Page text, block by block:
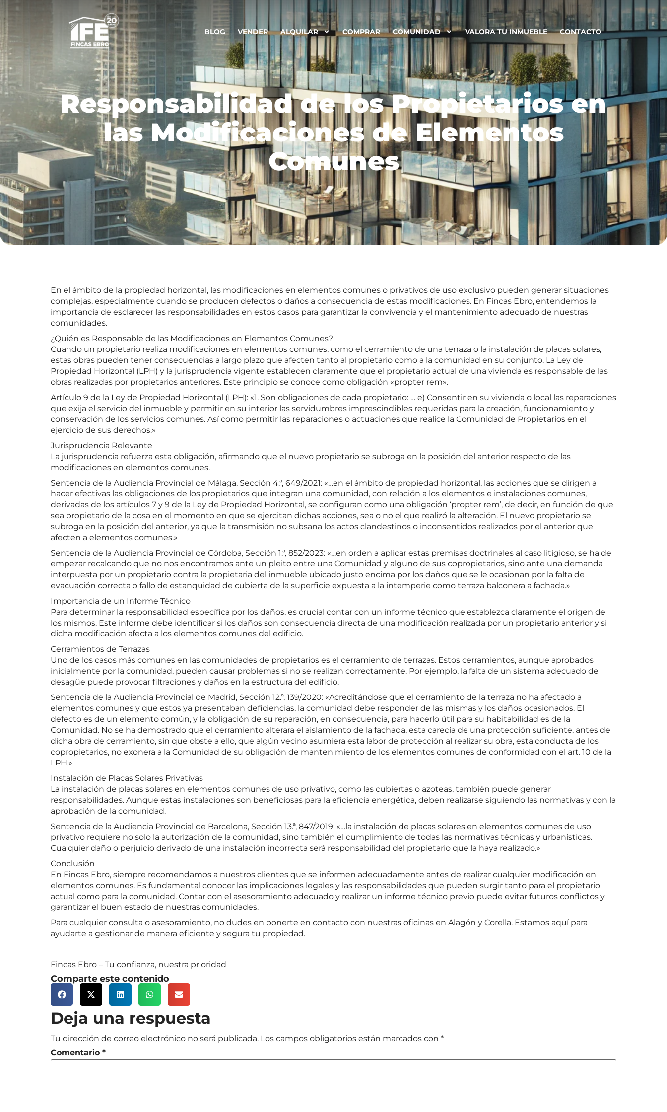
BLOG VENDER ALQUILAR COMPRAR COMUNIDAD VALORA TU INMUEBLE CONTACTO
Responsabilidad de los Propietarios en
las Modificaciones de Elementos
Comunes
En el ámbito de la propiedad horizontal, las modificaciones en elementos comunes o privativos de uso exclusivo pueden generar situaciones
complejas, especialmente cuando se producen defectos o daños a consecuencia de estas modificaciones. En Fincas Ebro, entendemos la
importancia de esclarecer las responsabilidades en estos casos para garantizar la convivencia y el mantenimiento adecuado de nuestras
comunidades.
¿Quién es Responsable de las Modificaciones en Elementos Comunes?
Cuando un propietario realiza modificaciones en elementos comunes, como el cerramiento de una terraza o la instalación de placas solares,
estas obras pueden tener consecuencias a largo plazo que afecten tanto al propietario como a la comunidad en su conjunto. La Ley de
Propiedad Horizontal (LPH) y la jurisprudencia vigente establecen claramente que el propietario actual de una vivienda es responsable de las
obras realizadas por propietarios anteriores. Este principio se conoce como obligación «propter rem».
Artículo 9 de la Ley de Propiedad Horizontal (LPH): «1. Son obligaciones de cada propietario: … e) Consentir en su vivienda o local las reparaciones
que exija el servicio del inmueble y permitir en su interior las servidumbres imprescindibles requeridas para la creación, funcionamiento y
conservación de los servicios comunes. Así como permitir las reparaciones o actuaciones que realice la Comunidad de Propietarios en el
ejercicio de sus derechos.»
Jurisprudencia Relevante
La jurisprudencia refuerza esta obligación, afirmando que el nuevo propietario se subroga en la posición del anterior respecto de las
modificaciones en elementos comunes.
Sentencia de la Audiencia Provincial de Málaga, Sección 4.ª, 649/2021: «…en el ámbito de propiedad horizontal, las acciones que se dirigen a
hacer efectivas las obligaciones de los propietarios que integran una comunidad, con relación a los elementos e instalaciones comunes,
derivadas de los artículos 7 y 9 de la Ley de Propiedad Horizontal, se configuran como una obligación ‘propter rem’, de decir, en función de que
sea propietario de la cosa en el momento en que se ejercitan dichas acciones, sea o no el que realizó la alteración. El nuevo propietario se
subroga en la posición del anterior, ya que la transmisión no subsana los actos clandestinos o inconsentidos realizados por el anterior que
afecten a elementos comunes.»
Sentencia de la Audiencia Provincial de Córdoba, Sección 1.ª, 852/2023: «…en orden a aplicar estas premisas doctrinales al caso litigioso, se ha de
empezar recalcando que no nos encontramos ante un pleito entre una Comunidad y alguno de sus copropietarios, sino ante una demanda
interpuesta por un propietario contra la propietaria del inmueble ubicado justo encima por los daños que se le ocasionan por la falta de
evacuación correcta o fallo de estanquidad de cubierta de la superficie expuesta a la intemperie como terraza balconera a fachada.»
Importancia de un Informe Técnico
Para determinar la responsabilidad específica por los daños, es crucial contar con un informe técnico que establezca claramente el origen de
los mismos. Este informe debe identificar si los daños son consecuencia directa de una modificación realizada por un propietario anterior y si
dicha modificación afecta a los elementos comunes del edificio.
Cerramientos de Terrazas
Uno de los casos más comunes en las comunidades de propietarios es el cerramiento de terrazas. Estos cerramientos, aunque aprobados
inicialmente por la comunidad, pueden causar problemas si no se realizan correctamente. Por ejemplo, la falta de un sistema adecuado de
desagüe puede provocar filtraciones y daños en la estructura del edificio.
Sentencia de la Audiencia Provincial de Madrid, Sección 12.ª, 139/2020: «Acreditándose que el cerramiento de la terraza no ha afectado a
elementos comunes y que estos ya presentaban deficiencias, la comunidad debe responder de las mismas y los daños ocasionados. El
defecto es de un elemento común, y la obligación de su reparación, en consecuencia, para hacerlo útil para su habitabilidad es de la
Comunidad. No se ha demostrado que el cerramiento alterara el aislamiento de la fachada, esta carecía de una protección suficiente, antes de
dicha obra de cerramiento, sin que obste a ello, que algún vecino asumiera esta labor de protección al realizar su obra, esta conducta de los
copropietarios, no exonera a la Comunidad de su obligación de mantenimiento de los elementos comunes de conformidad con el art. 10 de la
LPH.»
Instalación de Placas Solares Privativas
La instalación de placas solares en elementos comunes de uso privativo, como las cubiertas o azoteas, también puede generar
responsabilidades. Aunque estas instalaciones son beneficiosas para la eficiencia energética, deben realizarse siguiendo las normativas y con la
aprobación de la comunidad.
Sentencia de la Audiencia Provincial de Barcelona, Sección 13.ª, 847/2019: «…la instalación de placas solares en elementos comunes de uso
privativo requiere no solo la autorización de la comunidad, sino también el cumplimiento de todas las normativas técnicas y urbanísticas.
Cualquier daño o perjuicio derivado de una instalación incorrecta será responsabilidad del propietario que la haya realizado.»
Conclusión
En Fincas Ebro, siempre recomendamos a nuestros clientes que se informen adecuadamente antes de realizar cualquier modificación en
elementos comunes. Es fundamental conocer las implicaciones legales y las responsabilidades que pueden surgir tanto para el propietario
actual como para la comunidad. Contar con el asesoramiento adecuado y realizar un informe técnico previo puede evitar futuros conflictos y
garantizar el buen estado de nuestras comunidades.
Para cualquier consulta o asesoramiento, no dudes en ponerte en contacto con nuestras oficinas en Alagón y Corella. Estamos aquí para
ayudarte a gestionar de manera eficiente y segura tu propiedad.
Fincas Ebro – Tu confianza, nuestra prioridad
Comparte este contenido
Deja una respuesta
Tu dirección de correo electrónico no será publicada. Los campos obligatorios están marcados con *
Comentario *